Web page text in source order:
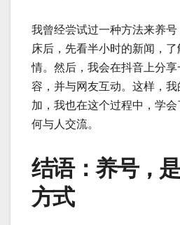
我曾经尝试过一种方法来养
床后，先看半小时的新闻，
情。然后，我会在抖音上分
容，并与网友互动。这样，
加，我也在这个过程中，学
何与人交流。
结语：养号，
方式